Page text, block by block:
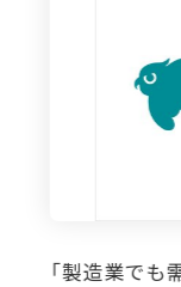
想定外のニ